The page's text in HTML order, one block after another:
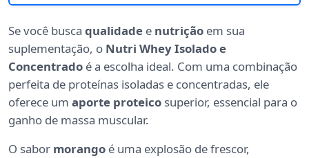
Se você busca qualidade e nutrição em sua
suplementação, o Nutri Whey Isolado e
Concentrado é a escolha ideal. Com uma combinação
perfeita de proteínas isoladas e concentradas, ele
oferece um aporte proteico superior, essencial para o
ganho de massa muscular.
O sabor morango é uma explosão de frescor,